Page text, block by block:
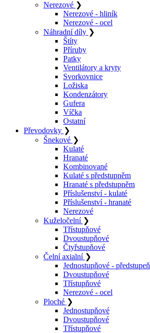
Nerezové ❯
Nerezové - hliník
Nerezové - ocel
Náhradní díly ❯
Štíty
Příruby
Patky
Ventilátory a kryty
Svorkovnice
Ložiska
Kondenzátory
Gufera
Víčka
Ostatní
Převodovky ❯
Šnekové ❯
Kulaté
Hranaté
Kombinované
Kulaté s předstupněm
Hranaté s předstupněm
Příslušenství - kulaté
Příslušenství - hranaté
Nerezové
Kuželočelní ❯
Třístupňové
Dvoustupňové
Čtyřstupňové
Čelní axialní ❯
Jednostupňové - předstupeň
Dvoustupňové
Třístupňové
Nerezové - ocel
Ploché ❯
Jednostupňové
Dvoustupňové
Třístupňové